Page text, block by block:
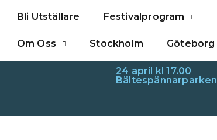
Bli Utställare Festivalprogram
Om Oss Stockholm Göteborg
24 april kl 17.00
Bältespännarparken